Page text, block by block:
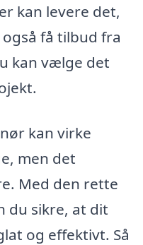
kan levere det,
få tilbud fra
kan vælge det
kan virke
men det
Med den rette
du sikre, at dit
og effektivt. Så